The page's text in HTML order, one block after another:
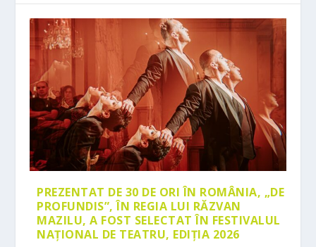
PREZENTAT DE 30 DE ORI ÎN ROMÂNIA, „DE
PROFUNDIS”, ÎN REGIA LUI RĂZVAN
MAZILU, A FOST SELECTAT ÎN FESTIVALUL
NAȚIONAL DE TEATRU, EDIȚIA 2026